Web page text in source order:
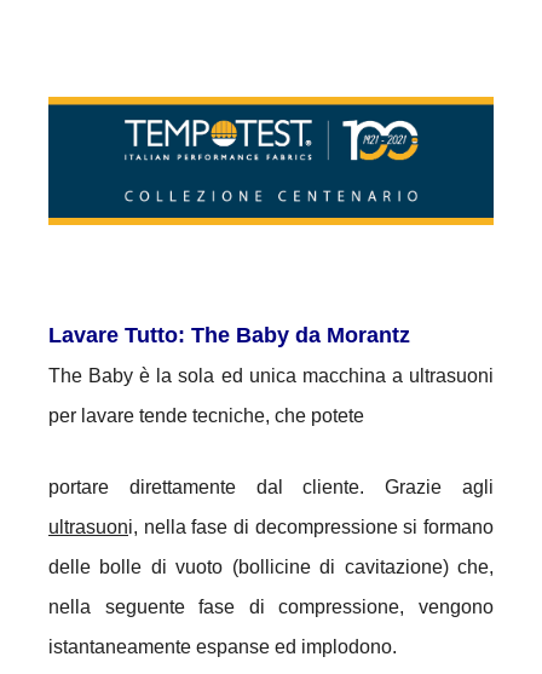
Lavare Tutto: The Baby da Morantz
The Baby è la sola ed unica macchina a ultrasuoni
per lavare tende tecniche, che potete
portare direttamente dal cliente.Grazie agli
ultrasuoni, nella fase di decompressione si formano
delle bolle di vuoto (bollicine di cavitazione) che,
nella seguente fase di compressione, vengono
istantaneamente espanse ed implodono.